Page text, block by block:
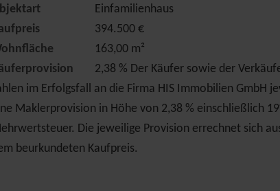
Einfamilienhaus
394.500 €
163,00 m²
2,38 % Der Käufer sowie der
im Erfolgsfall an die Firma HIS Immobilien GmbH
Maklerprovision in Höhe von 2,38 % einschließlich
Die jeweilige Provision errechnet sich
beurkundeten Kaufpreis.